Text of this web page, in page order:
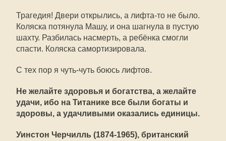
Трагедия! Двери открылись, а лифта-то не было.
Коляска потянула Машу, и она шагнула в пустую
шахту. Разбилась насмерть, а ребёнка смогли
спасти. Коляска самортизировала.
С тех пор я чуть-чуть боюсь лифтов.
Не желайте здоровья и богатства, а желайте
удачи, ибо на Титанике все были богаты и
здоровы, а удачливыми оказались единицы.
Уинстон Черчилль (1874-1965), британский